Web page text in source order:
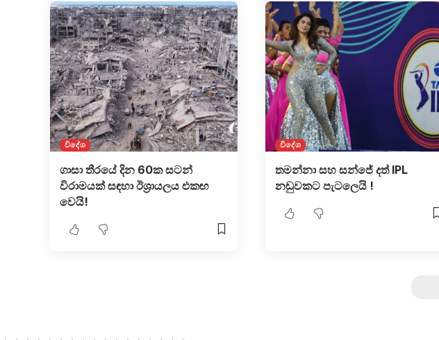
විදේශ
ගාසා තීරයේ දින 60ක සටන්
විරාමයක් සඳහා ඊශ්‍රායලය එකඟ
වෙයි!
විදේශ
තමන්නා සහ සන්ජේ දත් IPL
නඩුවකට පැටලෙයි !